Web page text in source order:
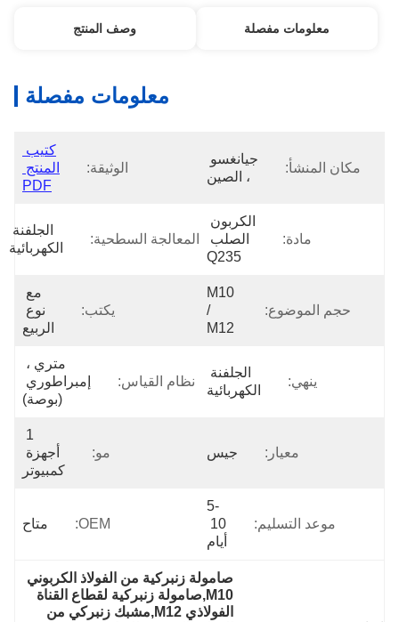
معلومات مفصلة وصف المنتج
معلومات مفصلة
مكان المنشأ:
جيانغسو
، الصين
الوثيقة:
كتيب
المنتج
PDF
مادة:
الكربون
الصلب
Q235
المعالجة السطحية:
الجلفنة
الكهربائية
حجم الموضوع:
M10
M12
يكتب:
مع
نوع
الربيع
ينهي:
الجلفنة
الكهربائية
نظام القياس:
متري ،
إمبراطوري
(بوصة)
معيار: جيس مو:
1
أجهزة
كمبيوتر
موعد التسليم:
5-
10
أيام
OEM: متاح
صامولة زنبركية من الفولاذ الكربوني
M10,صامولة زنبركية لقطاع القناة
الفولاذي M12,مشبك زنبركي من